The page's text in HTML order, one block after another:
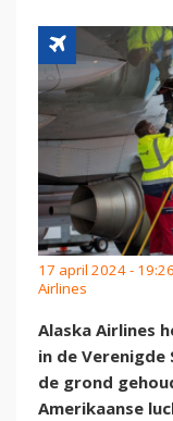
17 april 2024 -
Airlines
Alaska Airlines
in de
de grond
Amerikaanse